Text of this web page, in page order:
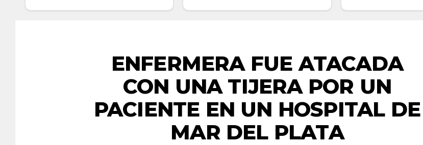
ENFERMERA FUE ATACADA
CON UNA TIJERA POR UN
PACIENTE EN UN HOSPITAL DE
MAR DEL PLATA